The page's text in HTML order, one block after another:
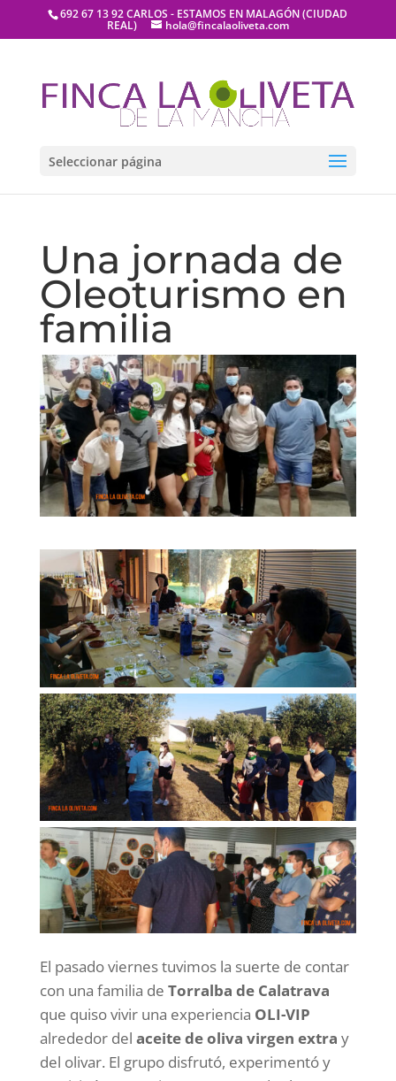
692 67 13 92 CARLOS - ESTAMOS EN MALAGÓN (CIUDAD
REAL) hola@fincalaoliveta.com
Seleccionar página
Una jornada de
Oleoturismo en
familia
El pasado viernes tuvimos la suerte de contar
con una familia de Torralba de Calatrava
que quiso vivir una experiencia OLI-VIP
alrededor del aceite de oliva virgen extra y
del olivar. El grupo disfrutó, experimentó y